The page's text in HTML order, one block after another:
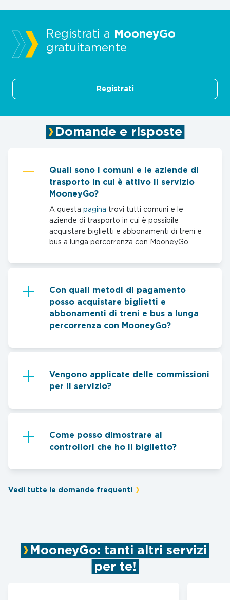
Registrati a MooneyGo
gratuitamente
Registrati
Domande e risposte
Quali sono i comuni e le aziende di
trasporto in cui è attivo il servizio
MooneyGo?
A questa pagina trovi tutti comuni e le
aziende di trasporto in cui è possibile
acquistare biglietti e abbonamenti di treni e
bus a lunga percorrenza con MooneyGo.
Con quali metodi di pagamento
posso acquistare biglietti e
abbonamenti di treni e bus a lunga
percorrenza con MooneyGo?
Vengono applicate delle commissioni
per il servizio?
Come posso dimostrare ai
controllori che ho il biglietto?
Vedi tutte le domande frequenti
MooneyGo: tanti altri servizi
per te!